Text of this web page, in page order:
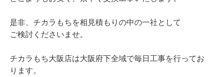
是非、チカラもちを相見積もりの中の一社として
ご検討くださいませ。
チカラもち大阪店は大阪府下全域で毎日工事を行ってお
ります。